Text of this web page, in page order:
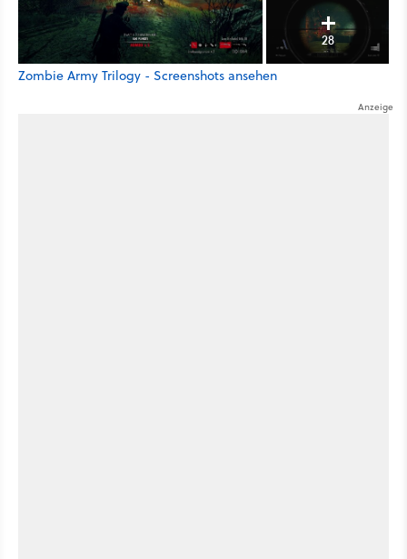
28
Zombie Army Trilogy - Screenshots ansehen